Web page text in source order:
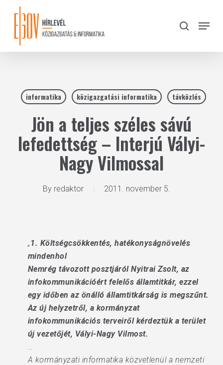
content
search
Menu
informatika közigazgatási informatika távközlés
Jön a teljes széles sávú
lefedettség – Interjú Vályi-
Nagy Vilmossal
By redaktor 2011. november 5.
„ 1. Költségcsökkentés, hatékonyságnövelés
mindenhol
Nemrég távozott posztjáról Nyitrai Zsolt, az
infokommunikációért felelős államtitkár, ezzel
egy időben az önálló államtitkárság is megszűnt.
Az új helyzetről, a kormányzat
infokommunikációs terveiről kérdeztük a terület
új vezetőjét, Vályi-Nagy Vilmost.
…
A kormányzati informatika közvetlenül a nemzeti
Close